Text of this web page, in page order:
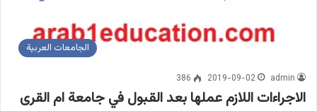
الجامعات العربية
admin
2019-09-02
386
الاجراءات اللازم عملها بعد القبول في جامعة ام القرى